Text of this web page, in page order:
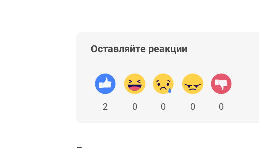
Оставляйте реакции
2 0 0 0 0